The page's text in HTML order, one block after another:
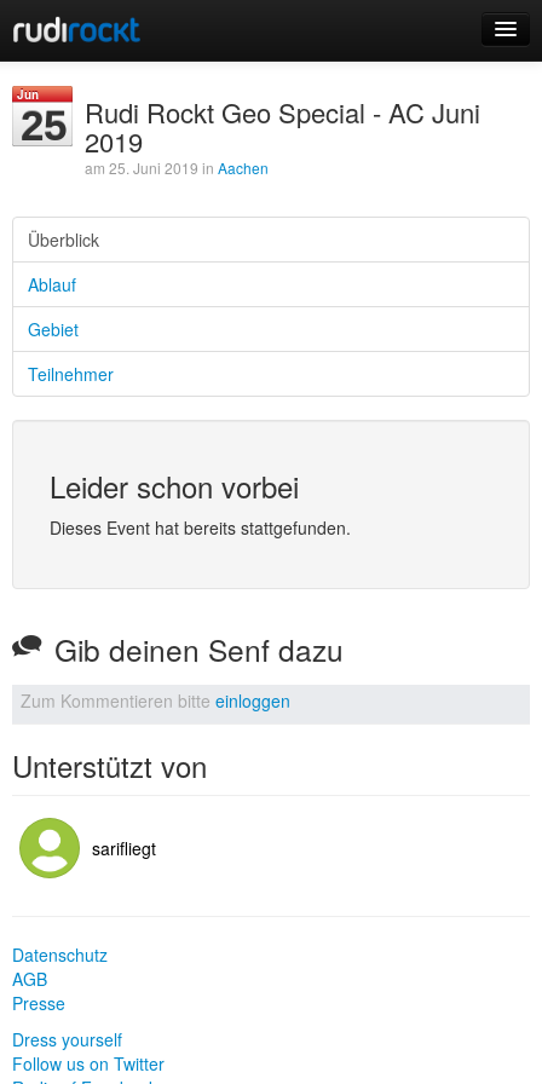
Events
Login
Registrieren
Jun
25 Rudi Rockt Geo Special - AC Juni
2019
am 25. Juni 2019 in Aachen
Überblick
Ablauf
Gebiet
Teilnehmer
Leider schon vorbei
Dieses Event hat bereits stattgefunden.
Gib deinen Senf dazu
Zum Kommentieren bitte einloggen
Unterstützt von
sarifliegt
Datenschutz
AGB
Presse
Dress yourself
Follow us on Twitter